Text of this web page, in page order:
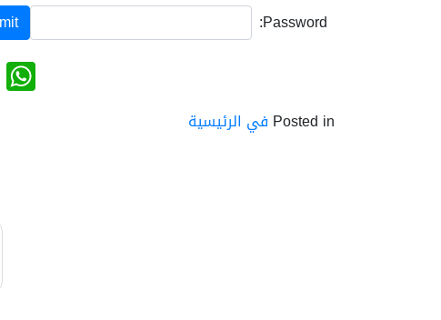
Password:
Posted in في الرئيسية